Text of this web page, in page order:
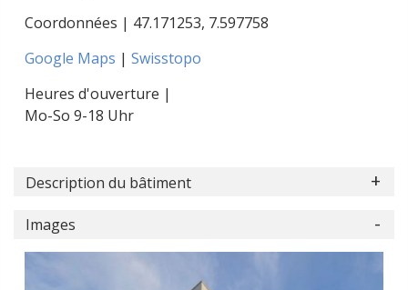
Coordonnées | 47.171253, 7.597758
Google Maps | Swisstopo
Heures d'ouverture |
Mo-So 9-18 Uhr
Description du bâtiment
Images